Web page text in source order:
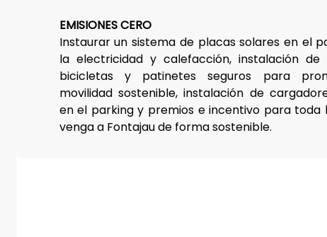
EMISIONES CERO
Instaurar un sistema de placas solares en el
la electricidad y calefacción, instalación de
bicicletas y patinetes seguros para
movilidad sostenible, instalación de
en el parking y premios e incentivo para toda
venga a Fontajau de forma sostenible.